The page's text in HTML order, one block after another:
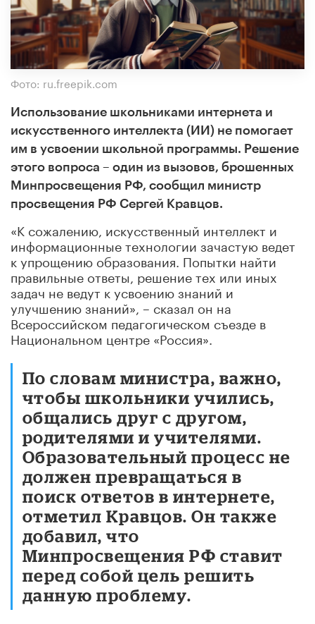
Фото: ru.freepik.com
Использование школьниками интернета и
искусственного интеллекта (ИИ) не помогает
им в усвоении школьной программы. Решение
этого вопроса – один из вызовов, брошенных
Минпросвещения РФ, сообщил министр
просвещения РФ Сергей Кравцов.
«К сожалению, искусственный интеллект и
информационные технологии зачастую ведет
к упрощению образования. Попытки найти
правильные ответы, решение тех или иных
задач не ведут к усвоению знаний и
улучшению знаний», – сказал он на
Всероссийском педагогическом съезде в
Национальном центре «Россия».
По словам министра, важно,
чтобы школьники учились,
общались друг с другом,
родителями и учителями.
Образовательный процесс не
должен превращаться в
поиск ответов в интернете,
отметил Кравцов. Он также
добавил, что
Минпросвещения РФ ставит
перед собой цель решить
данную проблему.